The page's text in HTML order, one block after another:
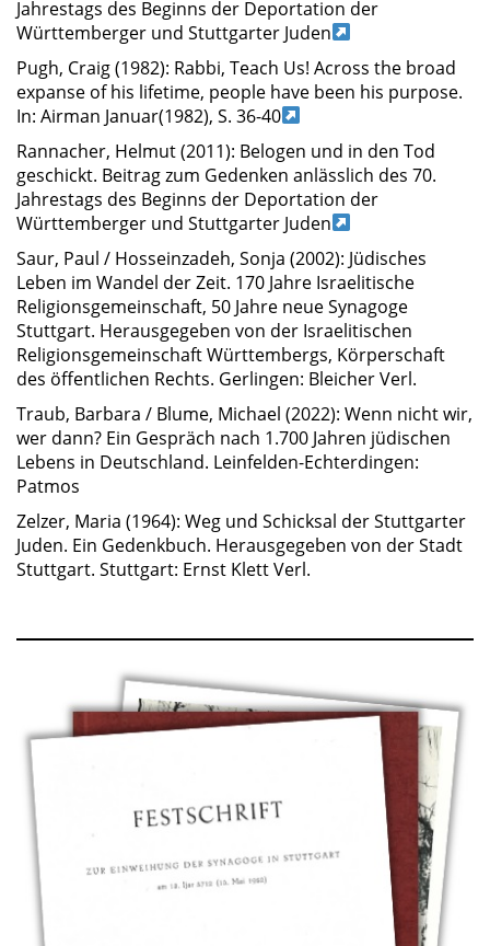
Jahrestags des Beginns der Deportation der
Württemberger und Stuttgarter Juden
Pugh, Craig (1982): Rabbi, Teach Us! Across the broad
expanse of his lifetime, people have been his purpose.
In: Airman Januar(1982), S. 36-40
Rannacher, Helmut (2011): Belogen und in den Tod
geschickt. Beitrag zum Gedenken anlässlich des 70.
Jahrestags des Beginns der Deportation der
Württemberger und Stuttgarter Juden
Saur, Paul / Hosseinzadeh, Sonja (2002): Jüdisches
Leben im Wandel der Zeit. 170 Jahre Israelitische
Religionsgemeinschaft, 50 Jahre neue Synagoge
Stuttgart. Herausgegeben von der Israelitischen
Religionsgemeinschaft Württembergs, Körperschaft
des öffentlichen Rechts. Gerlingen: Bleicher Verl.
Traub, Barbara / Blume, Michael (2022): Wenn nicht wir,
wer dann? Ein Gespräch nach 1.700 Jahren jüdischen
Lebens in Deutschland. Leinfelden-Echterdingen:
Patmos
Zelzer, Maria (1964): Weg und Schicksal der Stuttgarter
Juden. Ein Gedenkbuch. Herausgegeben von der Stadt
Stuttgart. Stuttgart: Ernst Klett Verl.